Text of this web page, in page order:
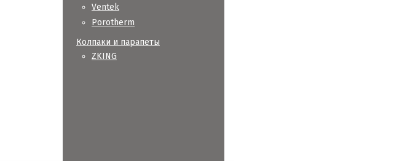
Ventek
Porotherm
Колпаки и парапеты
ZKING